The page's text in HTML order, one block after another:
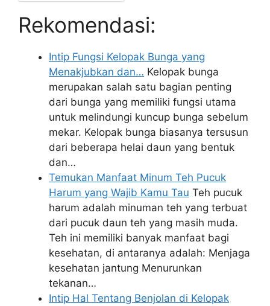
Rekomendasi:
Intip Fungsi Kelopak Bunga yang
Menakjubkan dan… Kelopak bunga
merupakan salah satu bagian penting
dari bunga yang memiliki fungsi utama
untuk melindungi kuncup bunga sebelum
mekar. Kelopak bunga biasanya tersusun
dari beberapa helai daun yang bentuk
dan…
Temukan Manfaat Minum Teh Pucuk
Harum yang Wajib Kamu Tau Teh pucuk
harum adalah minuman teh yang terbuat
dari pucuk daun teh yang masih muda.
Teh ini memiliki banyak manfaat bagi
kesehatan, di antaranya adalah: Menjaga
kesehatan jantung Menurunkan
tekanan…
Intip Hal Tentang Benjolan di Kelopak